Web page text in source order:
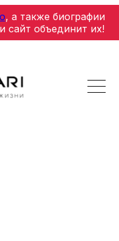
, а также биографии
сайт объединит их!